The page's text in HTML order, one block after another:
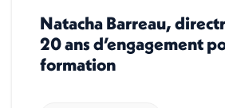
Natacha Barreau,
20 ans d’engagement
formation